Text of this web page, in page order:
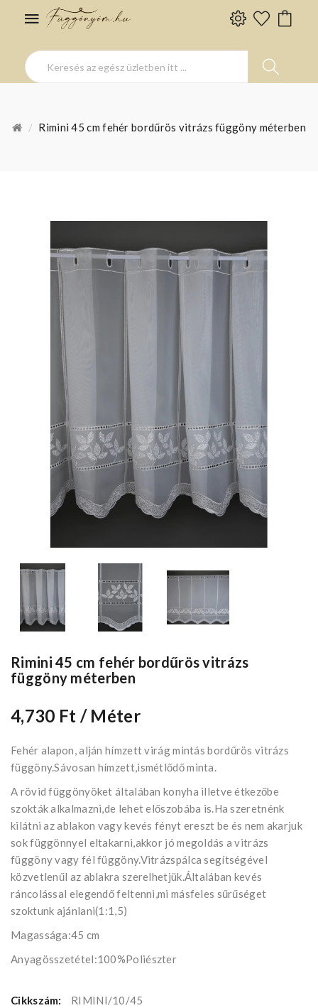
Rimini 45 cm fehér bordűrös vitrázs függöny méterben
Rimini 45 cm fehér bordűrös vitrázs
függöny méterben
4,730 Ft / Méter
Fehér alapon, alján hímzett virág mintás bordűrös vitrázs
függöny.Sávosan hímzett,ismétlődő minta.
A rövid függönyöket általában konyha illetve étkezőbe
szokták alkalmazni,de lehet előszobába is.Ha szeretnénk
kilátni az ablakon vagy kevés fényt ereszt be és nem akarjuk
sok függönnyel eltakarni,akkor jó megoldás a vitrázs
függöny vagy fél függöny.Vitrázspálca segítségével
közvetlenűl az ablakra szerelhetjük.Általában kevés
ráncolással elegendő feltenni,mi másfeles sűrűséget
szoktunk ajánlani(1:1,5)
Magassága:45 cm
Anyagösszetétel:100%Poliészter
Cikkszám:
RIMINI/10/45